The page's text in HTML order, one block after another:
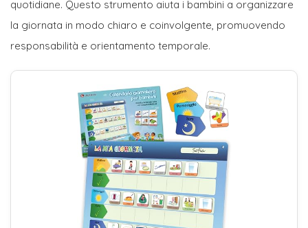
quotidiane. Questo strumento aiuta i bambini a organizzare
la giornata in modo chiaro e coinvolgente, promuovendo
responsabilità e orientamento temporale.